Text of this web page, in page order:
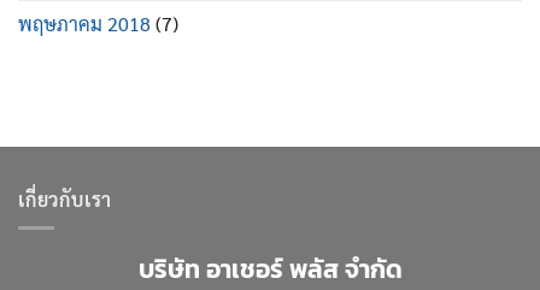
พฤษภาคม 2018(7)
เกี่ยวกับเรา
บริษัท อาเชอร์ พลัส จำกัด